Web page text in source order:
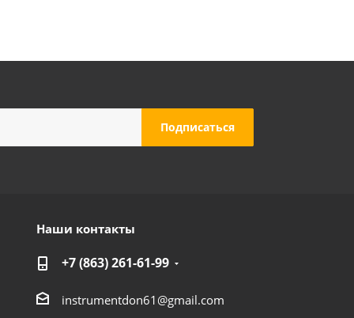
Наши контакты
+7 (863) 261-61-99
instrumentdon61@gmail.com